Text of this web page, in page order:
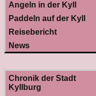
Angeln in der Kyll
Paddeln auf der Kyll
Reisebericht
News
Chronik der Stadt
Kyllburg